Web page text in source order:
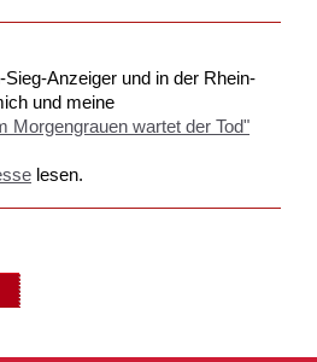
Anzeiger und in der Rhein-
und meine
Morgengrauen wartet der Tod"
lesen.